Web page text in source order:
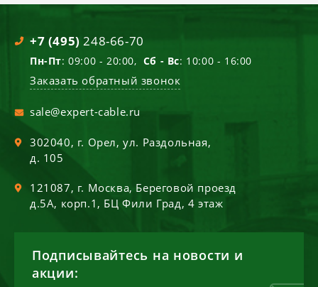
+7 (495) 248-66-70
Пн-Пт: 09:00 - 20:00, Сб - Вс: 10:00 - 16:00
Заказать обратный звонок
sale@expert-cable.ru
302040, г. Орел,ул. Раздольная,
д. 105
121087, г. Москва, Береговой проезд
д.5А, корп.1, БЦ Фили Град, 4 этаж
Подписывайтесь на новости и
акции: